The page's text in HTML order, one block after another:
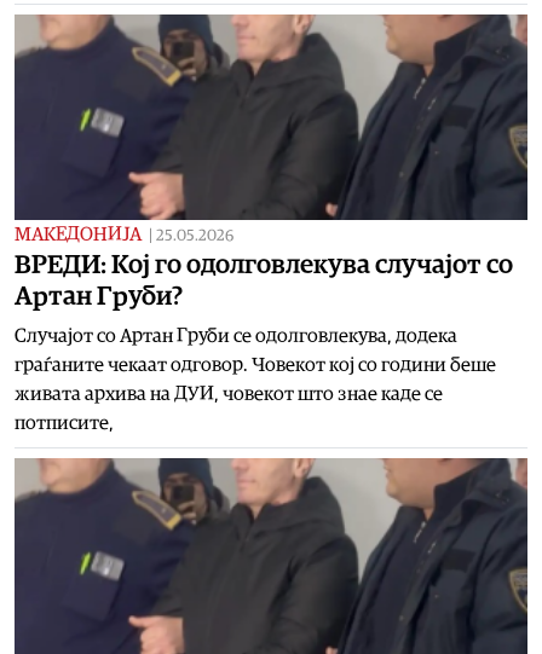
МАКЕДОНИЈА 25.05.2026
ВРЕДИ: Кој го одолговлекува случајот со
Артан Груби?
Случајот со Артан Груби се одолговлекува, додека
граѓаните чекаат одговор. Човекот кој со години беше
живата архива на ДУИ, човекот што знае каде се
потписите,